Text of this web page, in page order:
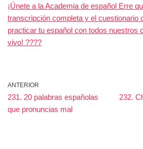
¡Únete a la Academia de español Erre
transcripción completa y el cuestionario
practicar tu español con todos nuestros
vivo! ????
ANTERIOR
231. 20 palabras españolas
que pronuncias mal
232.